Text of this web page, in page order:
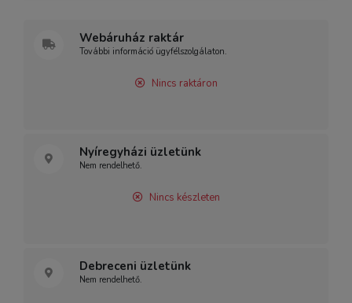
Webáruház raktár
További információ ügyfélszolgálaton.
Nincs raktáron
Nyíregyházi üzletünk
Nem rendelhető.
Nincs készleten
Debreceni üzletünk
Nem rendelhető.